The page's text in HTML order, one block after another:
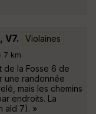
V7. Violaines
7 km
de la Fosse 6 de
une randonnée
mais les chemins
endroits. La
ald 7). »